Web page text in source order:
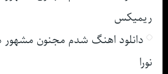
ریمیکس
دانلود اهنگ شدم مجنون
نورا